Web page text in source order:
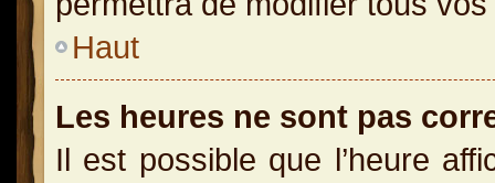
Haut
Les heures ne sont pas
Il est possible que l’heure